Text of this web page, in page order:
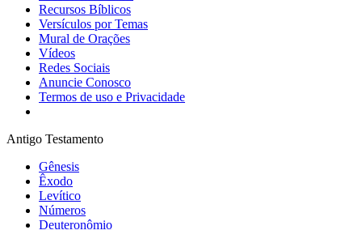
Recursos Bíblicos
Versículos por Temas
Mural de Orações
Vídeos
Redes Sociais
Anuncie Conosco
Termos de uso e Privacidade
Antigo Testamento
Gênesis
Êxodo
Levítico
Números
Deuteronômio